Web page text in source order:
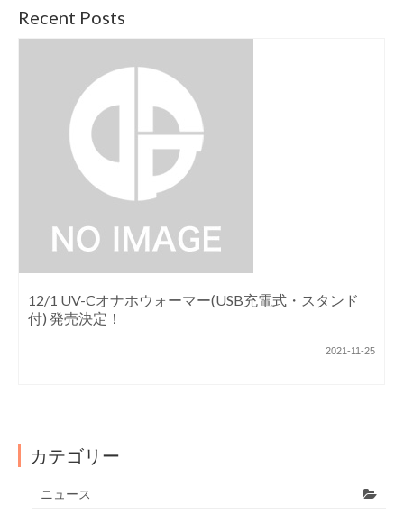
Recent Posts
12/1 UV-Cオナホウォーマー(USB充電式・スタンド
付) 発売決定！
2021-11-25
カテゴリー
ニュース